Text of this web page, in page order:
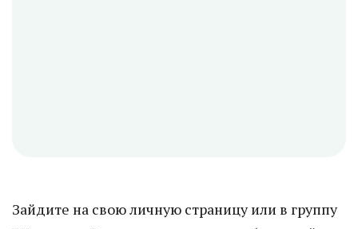
Зайдите на свою личную страницу или в группу